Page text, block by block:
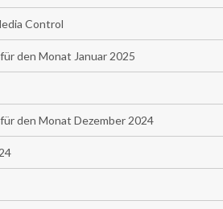
Control
den Monat Januar 2025
den Monat Dezember 2024